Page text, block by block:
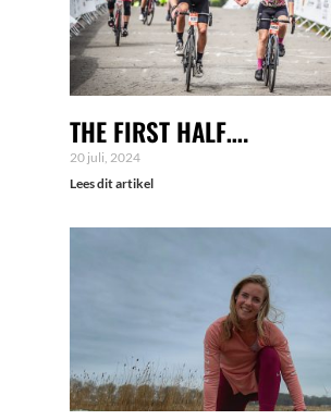
THE FIRST HALF….
20 juli, 2024
Lees dit artikel